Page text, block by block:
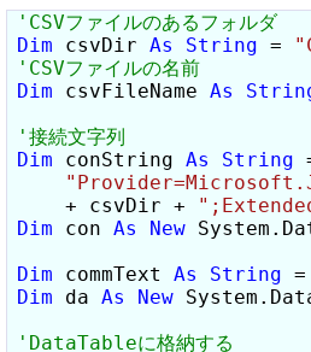
Dim csvDir As String =
Dim csvFileName As
Dim conString As String
    + csvDir +
Dim con As New
Dim commText As String =
Dim da As New